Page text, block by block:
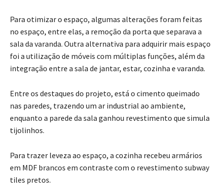
Para otimizar o espaço, algumas alterações foram feitas
no espaço, entre elas, a remoção da porta que separava a
sala da varanda. Outra alternativa para adquirir mais espaço
foi a utilização de móveis com múltiplas funções, além da
integração entre a sala de jantar, estar, cozinha e varanda.
Entre os destaques do projeto, está o cimento queimado
nas paredes, trazendo um ar industrial ao ambiente,
enquanto a parede da sala ganhou revestimento que simula
tijolinhos.
Para trazer leveza ao espaço, a cozinha recebeu armários
em MDF brancos em contraste com o revestimento subway
tiles pretos.